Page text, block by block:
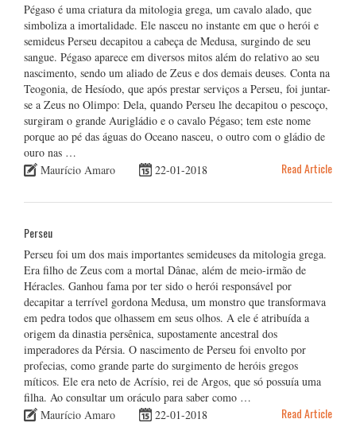
Pégaso é uma criatura da mitologia grega, um cavalo alado, que
simboliza a imortalidade. Ele nasceu no instante em que o herói e
semideus Perseu decapitou a cabeça de Medusa, surgindo de seu
sangue. Pégaso aparece em diversos mitos além do relativo ao seu
nascimento, sendo um aliado de Zeus e dos demais deuses. Conta na
Teogonia, de Hesíodo, que após prestar serviços a Perseu, foi juntar-
se a Zeus no Olimpo: Dela, quando Perseu lhe decapitou o pescoço,
surgiram o grande Aurigládio e o cavalo Pégaso; tem este nome
porque ao pé das águas do Oceano nasceu, o outro com o gládio de
ouro nas …
Maurício Amaro
22-01-2018 Read Article
Perseu
Perseu foi um dos mais importantes semideuses da mitologia grega.
Era filho de Zeus com a mortal Dânae, além de meio-irmão de
Héracles. Ganhou fama por ter sido o herói responsável por
decapitar a terrível gordona Medusa, um monstro que transformava
em pedra todos que olhassem em seus olhos. A ele é atribuída a
origem da dinastia persênica, supostamente ancestral dos
imperadores da Pérsia. O nascimento de Perseu foi envolto por
profecias, como grande parte do surgimento de heróis gregos
míticos. Ele era neto de Acrísio, rei de Argos, que só possuía uma
filha. Ao consultar um oráculo para saber como …
Maurício Amaro
22-01-2018 Read Article